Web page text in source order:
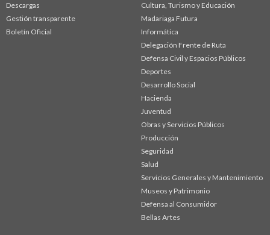
Descargas
Gestión transparente
Boletín Oficial
Cultura, Turismo y Educación
Madariaga Futura
Informática
Delegación Frente de Ruta
Defensa Civil y Espacios Públicos
Deportes
Desarrollo Social
Hacienda
Juventud
Obras y Servicios Públicos
Producción
Seguridad
Salud
Servicios Generales y Mantenimiento
Museos y Patrimonio
Defensa al Consumidor
Bellas Artes